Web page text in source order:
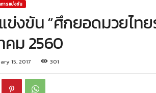
ารแข่งขัน
ข่งขัน “ศึกยอดมวยไทย
คม 2560
15, 2017 301